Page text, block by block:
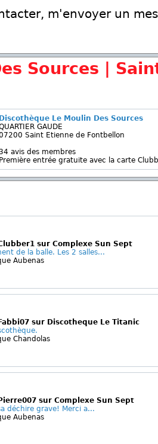
m'envoyer un
Sources |
Discothèque Le Moulin Des Sources
GAUDE
Saint Etienne de Fontbellon
34 avis des membres
Première entrée gratuite avec la carte
sur Complexe Sun Sept
de la balle. Les 2 salles...
Aubenas
sur Discotheque Le Titanic
Chandolas
sur Complexe Sun Sept
déchire grave! Merci a...
Aubenas